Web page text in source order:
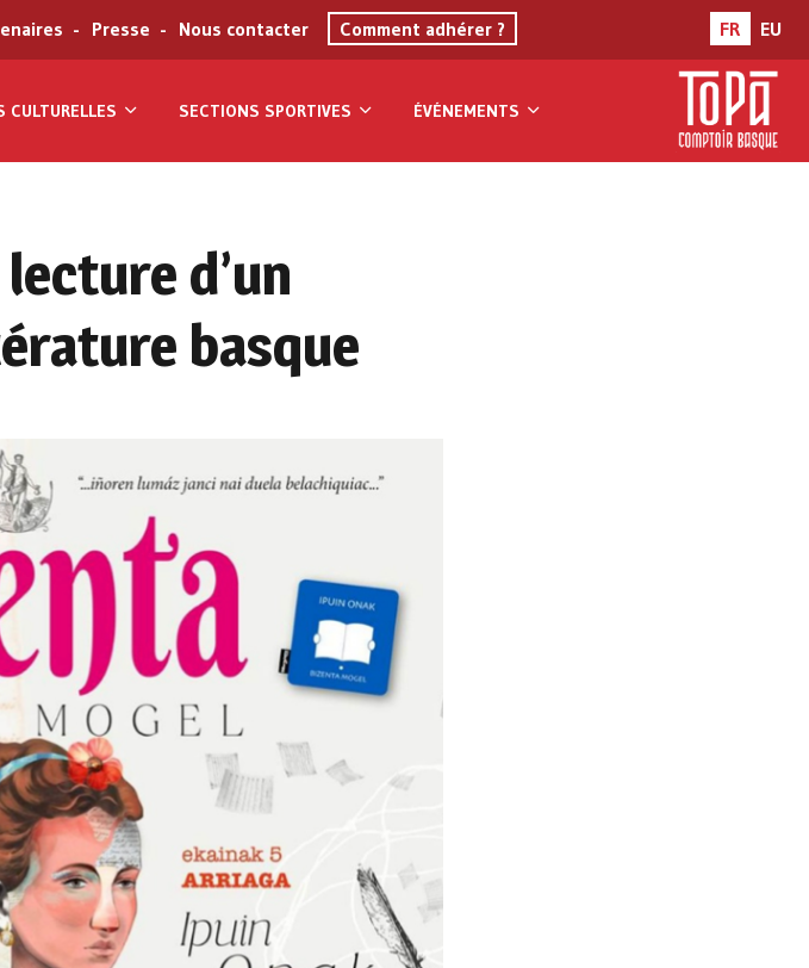
Presse Nous contacter Comment adhérer ? FR EU
CULTURELLES SECTIONS SPORTIVES ÉVÉNEMENTS
d’un
basque